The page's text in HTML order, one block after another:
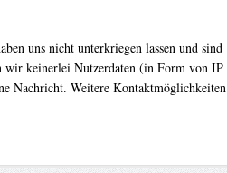
uns nicht unterkriegen lassen und sind
wir keinerlei Nutzerdaten (in Form von IP
Nachricht. Weitere Kontaktmöglichkeiten